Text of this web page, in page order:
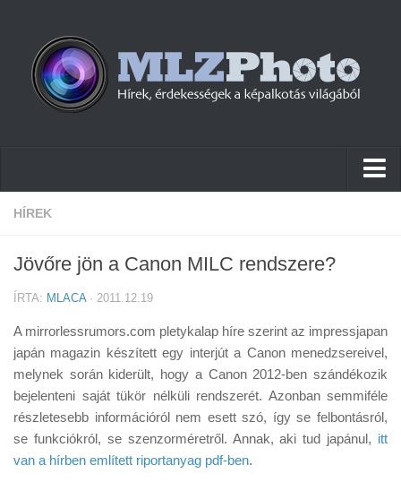
Hírek
Cikkek
Firmware
Tudástár
Tanácsok
Érdekességek
HÍREK
Jövőre jön a Canon MILC rendszere?
ÍRTA: MLACA· 2011.12.19
A mirrorlessrumors.com pletykalap híre szerint az impressjapan
japán magazin készített egy interjút a Canon menedzsereivel,
melynek során kiderült, hogy a Canon 2012-ben szándékozik
bejelenteni saját tükör nélküli rendszerét. Azonban semmiféle
részletesebb információról nem esett szó, így se felbontásról,
se funkciókról, se szenzorméretről. Annak, aki tud japánul, itt
van a hírben említett riportanyag pdf-ben.